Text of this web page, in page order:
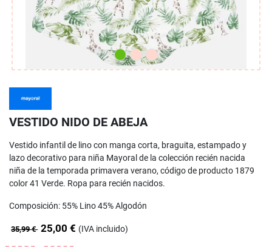
VESTIDO NIDO DE ABEJA
Vestido infantil de lino con manga corta, braguita, estampado y
lazo decorativo para niña Mayoral de la colección recién nacida
niña de la temporada primavera verano, código de producto 1879
color 41 Verde. Ropa para recién nacidos.
Composición: 55% Lino 45% Algodón
35,99 € 25,00 € (IVA incluido)